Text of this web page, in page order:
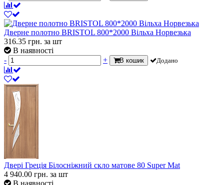
Дверне полотно BRISTOL 800*2000 Вільха Норвезька
316.35 грн. за шт
В наявності
-
+ В кошик Додано
Двері Греція Білосніжний скло матове 80 Super Mat
4 940.00 грн. за шт
В наявності